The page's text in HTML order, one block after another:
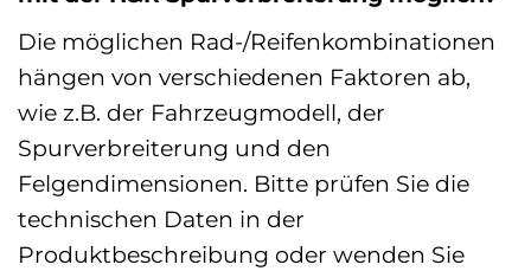
Die möglichen Rad-/Reifenkombinationen
hängen von verschiedenen Faktoren ab,
wie z.B. der Fahrzeugmodell, der
Spurverbreiterung und den
Felgendimensionen. Bitte prüfen Sie die
technischen Daten in der
Produktbeschreibung oder wenden Sie